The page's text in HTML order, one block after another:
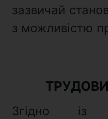
зазвичай
з можливістю
Згідно із